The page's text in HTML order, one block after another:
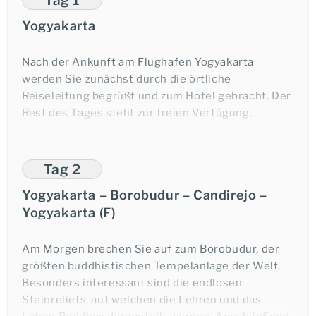
Yogyakarta
Nach der Ankunft am Flughafen Yogyakarta
werden Sie zunächst durch die örtliche
Reiseleitung begrüßt und zum Hotel gebracht. Der
Rest des Tages steht zur freien Verfügung.
Unser Tipp: Unternehmen Sie am Abend einen
Bummel über die geschäftige Malioboro
Einkaufsstraße.
Tag 2
Yogyakarta – Borobudur – Candirejo –
Yogyakarta (F)
Am Morgen brechen Sie auf zum Borobudur, der
größten buddhistischen Tempelanlage der Welt.
Besonders interessant sind die endlosen
Steinreliefs, auf welchen die Lehren und das